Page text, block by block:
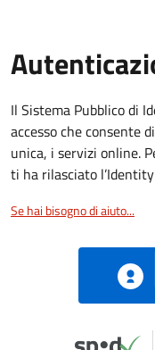
Il Sistema Pubblico di
accesso che consente
unica, i servizi online.
ti ha rilasciato
Se hai bisogno di aiuto...